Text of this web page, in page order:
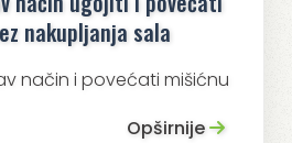
nakupljanja sala
način i povećati mišićnu
Opširnije